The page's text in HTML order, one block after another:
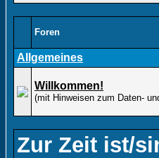
Foren
Allgemeines
Willkommen!
(mit Hinweisen zum Daten-
Zur Zeit ist/